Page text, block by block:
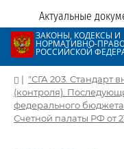
Актуальные
ЗАКОНЫ, КОДЕКСЫ И
НОРМАТИВНО-
РОССИЙСКОЙ
| "СГА 203. Стандарт
(контроля).
федерального
Счетной палаты РФ от